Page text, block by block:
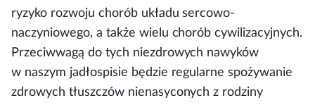
ryzyko rozwoju chorób układu sercowo-
naczyniowego, a także wielu chorób cywilizacyjnych.
Przeciwwagą do tych niezdrowych nawyków
w naszym jadłospisie będzie regularne spożywanie
zdrowych tłuszczów nienasyconych z rodziny